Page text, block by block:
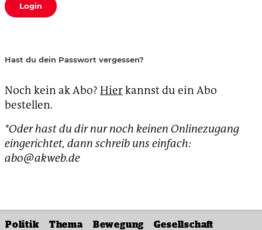
Login
Hast du dein Passwort vergessen?
Noch kein ak Abo? Hierkannst du ein Abo
bestellen.
*Oder hast du dir nur noch keinen Onlinezugang
eingerichtet, dann schreib uns einfach:
abo@akweb.de
Politik Thema Bewegung Gesellschaft